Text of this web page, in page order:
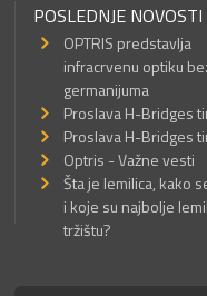
POSLEDNJE NOVOSTI
OPTRIS predstavlja
infracrvenu optiku
germanijuma
Proslava H-Bridges
Proslava H-Bridges
Optris - Važne vesti
Šta je lemilica, kako
i koje su najbolje
tržištu?